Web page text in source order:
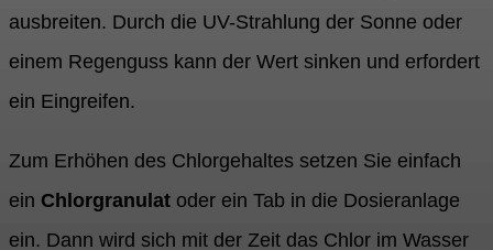
ausbreiten. Durch die UV-Strahlung der Sonne oder
einem Regenguss kann der Wert sinken und erfordert
ein Eingreifen.
Zum Erhöhen des Chlorgehaltes setzen Sie einfach
ein Chlorgranulat oder ein Tab in die Dosieranlage
ein. Dann wird sich mit der Zeit das Chlor im Wasser